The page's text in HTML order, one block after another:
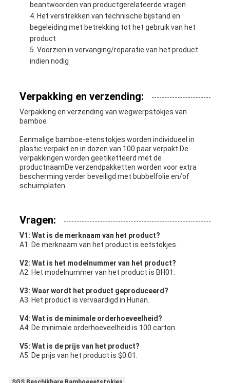
beantwoorden van productgerelateerde vragen
Het verstrekken van technische bijstand en
begeleiding met betrekking tot het gebruik van het
product
Voorzien in vervanging/reparatie van het product
indien nodig
Verpakking en verzending:
Verpakking en verzending van wegwerpstokjes van
bamboe
Eenmalige bamboe-etenstokjes worden individueel in
plastic verpakt en in dozen van 100 paar verpakt.De
verpakkingen worden geëtiketteerd met de
productnaamDe verzendpakketten worden voor extra
bescherming verder beveiligd met bubbelfolie en/of
schuimplaten.
Vragen:
V1: Wat is de merknaam van het product?
A1: De merknaam van het product is eetstokjes.
V2: Wat is het modelnummer van het product?
A2: Het modelnummer van het product is BH01.
V3: Waar wordt het product geproduceerd?
A3: Het product is vervaardigd in Hunan.
V4: Wat is de minimale orderhoeveelheid?
A4: De minimale orderhoeveelheid is 100 carton.
V5: Wat is de prijs van het product?
A5: De prijs van het product is $0.01.